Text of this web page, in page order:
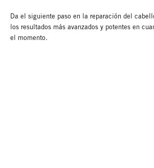
Da el siguiente paso en la reparación del
los resultados más avanzados y potentes en
el momento.